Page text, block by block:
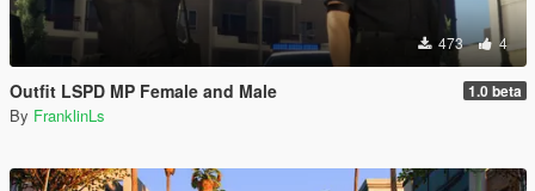
473 4
Outfit LSPD MP Female and Male 1.0 beta
By FranklinLs